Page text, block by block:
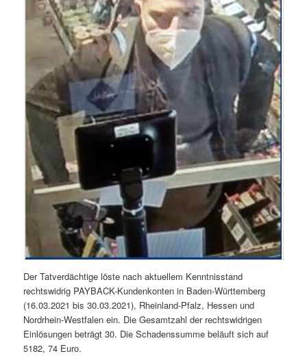
Der Tatverdächtige löste nach aktuellem Kenntnisstand
rechtswidrig PAYBACK-Kundenkonten in Baden-Württemberg
(16.03.2021 bis 30.03.2021), Rheinland-Pfalz, Hessen und
Nordrhein-Westfalen ein. Die Gesamtzahl der rechtswidrigen
Einlösungen beträgt 30. Die Schadenssumme beläuft sich auf
5182, 74 Euro.